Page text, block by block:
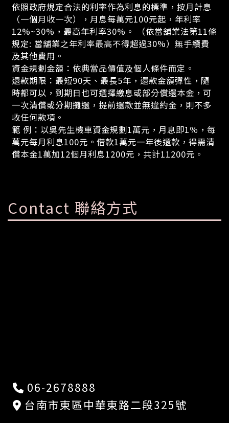
依照政府規定合法的利率作為利息的標準，按月計息
（一個月收一次），月息每萬元100元起，年利率
12%~30%，最高年利率30%。 （依當舖業法第11條
規定: 當舖業之年利率最高不得超過30%）無手續費
及其他費用。
資金規劃金額：依典當品價值及個人條件而定。
還款期限：最短90天、最長5年，還款金額彈性，隨
時都可以，到期日也可選擇繳息或部分償還本金，可
一次清償或分期攤還，提前還款並無違約金，則不多
收任何款項。
範 例：以吳先生機車資金規劃1萬元，月息即1％，每
萬元每月利息100元。借款1萬元一年後還款，得需清
償本金1萬加12個月利息1200元，共計11200元。
Contact 聯絡方式
06-2678888
台南市東區中華東路二段325號